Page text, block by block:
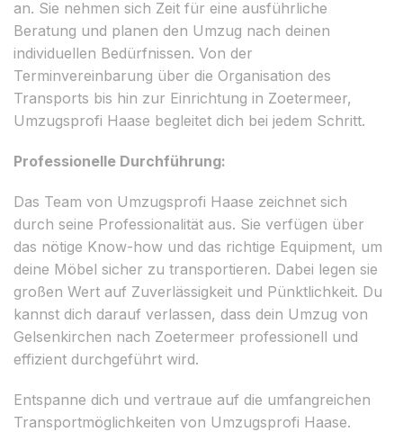
an. Sie nehmen sich Zeit für eine ausführliche
Beratung und planen den Umzug nach deinen
individuellen Bedürfnissen. Von der
Terminvereinbarung über die Organisation des
Transports bis hin zur Einrichtung in Zoetermeer,
Umzugsprofi Haase begleitet dich bei jedem Schritt.
Professionelle Durchführung:
Das Team von Umzugsprofi Haase zeichnet sich
durch seine Professionalität aus. Sie verfügen über
das nötige Know-how und das richtige Equipment, um
deine Möbel sicher zu transportieren. Dabei legen sie
großen Wert auf Zuverlässigkeit und Pünktlichkeit. Du
kannst dich darauf verlassen, dass dein Umzug von
Gelsenkirchen nach Zoetermeer professionell und
effizient durchgeführt wird.
Entspanne dich und vertraue auf die umfangreichen
Transportmöglichkeiten von Umzugsprofi Haase.